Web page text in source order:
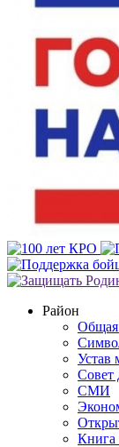
Район
Устав
Совет
СМИ
Книга